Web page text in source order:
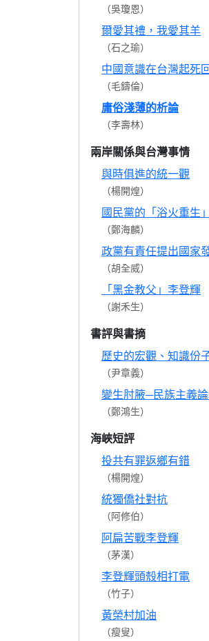
（吳瓊恩）
爾愛其禮，我愛其羊
（石之瑜）
中國意識在台灣起死
（毛鑄倫）
庸俗淺薄的析論
（李壽林）
兩岸關係與台灣事情
與時俱進的統一觀
（楊開煌）
國民黨的「浴火重生
（鄭海麟）
政黨有責任提出國家
（胡全威）
「黑金教父」李登輝
（謝禾生）
書評與書摘
歷史的宏觀、知識份
（尹章義）
變生肘腋─民族主義
（鄭鴻生）
海峽短評
投共有罪返鄉有錯
（楊開煌）
統獨僑社對抗
（阿修伯）
阿扁苦戰李登輝
（茅漢）
李登輝頭殼相打電
（竹子）
黃榮村加油
（瘦叟）